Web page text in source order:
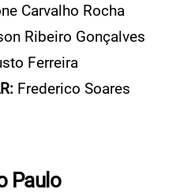
Carvalho Rocha
Ribeiro Gonçalves
Ferreira
Frederico Soares
Paulo